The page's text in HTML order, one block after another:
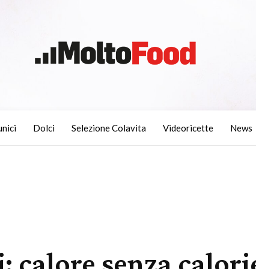
Dolci Selezione Colavita Videoricette News